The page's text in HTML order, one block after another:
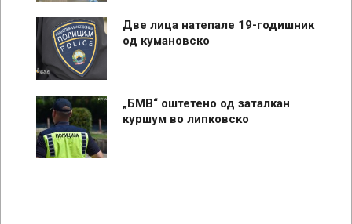
Две лица натепале 19-годишник
од кумановско
„БМВ“ оштетено од заталкан
куршум во липковско